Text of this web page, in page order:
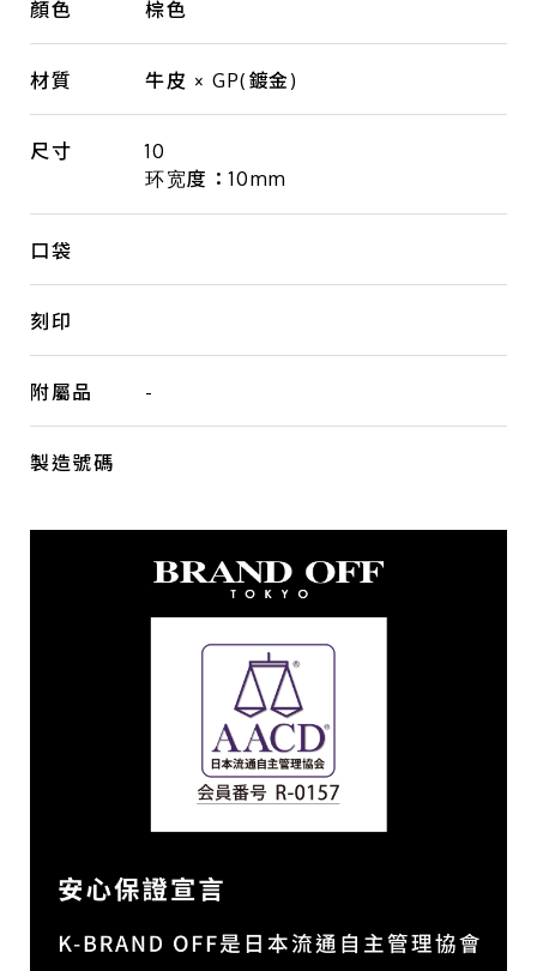
顏色 棕色
材質 牛皮 × GP(鍍金)
尺寸
10
环宽度：10mm
口袋
刻印
附屬品 -
製造號碼